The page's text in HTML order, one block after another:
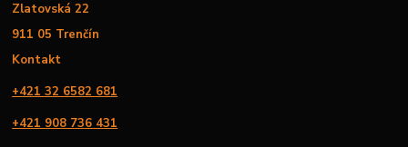
Zlatovská 22
911 05 Trenčín
Kontakt
+421 32 6582 681
+421 908 736 431